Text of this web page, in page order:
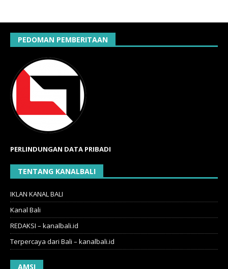
PEDOMAN PEMBERITAAN
PERLINDUNGAN DATA PRIBADI
TENTANG KANALBALI
IKLAN KANAL BALI
Kanal Bali
REDAKSI – kanalbali.id
Terpercaya dari Bali – kanalbali.id
AMSI